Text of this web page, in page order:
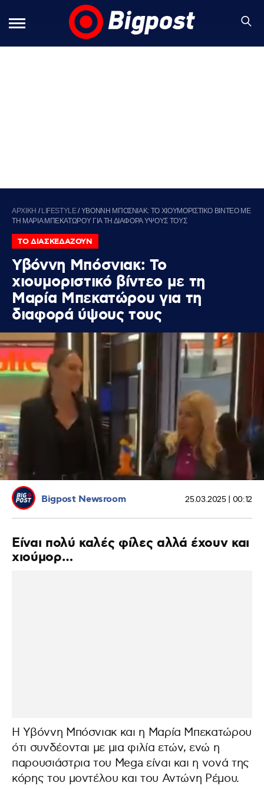
ΑΡΧΙΚΗ / LIFESTYLE/ΥΒΟΝΝΗ ΜΠΟΣΝΙΑΚ: ΤΟ ΧΙΟΥΜΟΡΙΣΤΙΚΟ ΒΙΝΤΕΟ ΜΕ
ΤΗ ΜΑΡΙΑ ΜΠΕΚΑΤΩΡΟΥ ΓΙΑ ΤΗ ΔΙΑΦΟΡΑ ΥΨΟΥΣ ΤΟΥΣ
ΤΟ ΔΙΑΣΚΕΔΑΖΟΥΝ
Υβόννη Μπόσνιακ: Το
χιουμοριστικό βίντεο με τη
Μαρία Μπεκατώρου για τη
διαφορά ύψους τους
Bigpost Newsroom 25.03.2025 | 00:12
Είναι πολύ καλές φίλες αλλά έχουν και
χιούμορ…
Η Υβόννη Μπόσνιακ και η Μαρία Μπεκατώρου
ότι συνδέονται με μια φιλία ετών, ενώ η
παρουσιάστρια του Mega είναι και η νονά της
κόρης του μοντέλου και του Αντώνη Ρέμου.